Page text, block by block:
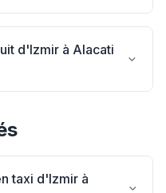
d'Izmir à Alacati
taxi d'Izmir à